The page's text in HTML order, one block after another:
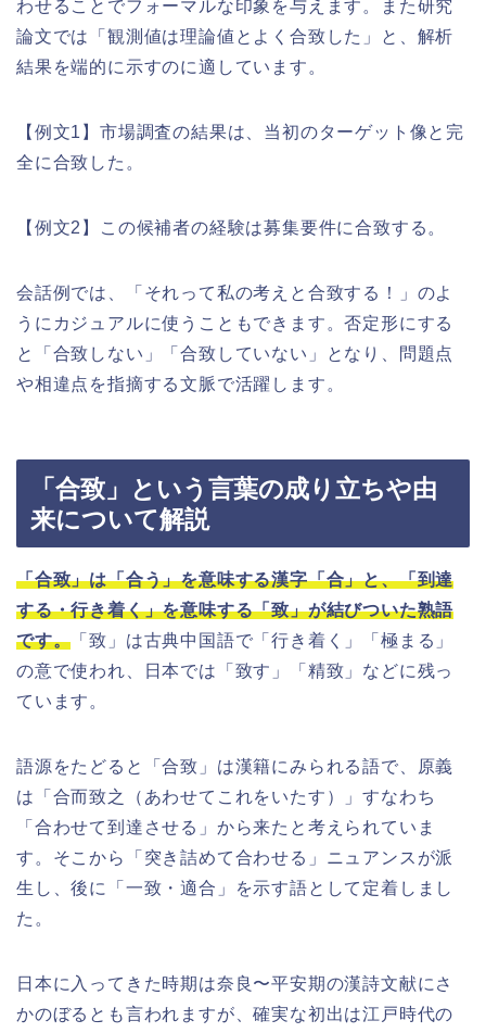
わせることでフォーマルな印象を与えます。また研究
論文では「観測値は理論値とよく合致した」と、解析
結果を端的に示すのに適しています。
【例文1】市場調査の結果は、当初のターゲット像と完
全に合致した。
【例文2】この候補者の経験は募集要件に合致する。
会話例では、「それって私の考えと合致する！」のよ
うにカジュアルに使うこともできます。否定形にする
と「合致しない」「合致していない」となり、問題点
や相違点を指摘する文脈で活躍します。
「合致」という言葉の成り立ちや由
来について解説
「合致」は「合う」を意味する漢字「合」と、「到達
する・行き着く」を意味する「致」が結びついた熟語
です。 「致」は古典中国語で「行き着く」「極まる」
の意で使われ、日本では「致す」「精致」などに残っ
ています。
語源をたどると「合致」は漢籍にみられる語で、原義
は「合而致之（あわせてこれをいたす）」すなわち
「合わせて到達させる」から来たと考えられていま
す。そこから「突き詰めて合わせる」ニュアンスが派
生し、後に「一致・適合」を示す語として定着しまし
た。
日本に入ってきた時期は奈良〜平安期の漢詩文献にさ
かのぼるとも言われますが、確実な初出は江戸時代の